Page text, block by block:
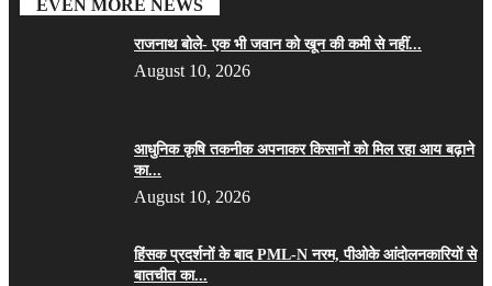
EVEN MORE NEWS
राजनाथ बोले- एक भी जवान को खून की कमी से नहीं...
August 10, 2026
आधुनिक कृषि तकनीक अपनाकर किसानों को मिल रहा आय बढ़ाने
का...
August 10, 2026
हिंसक प्रदर्शनों के बाद PML-N नरम, पीओके आंदोलनकारियों से
बातचीत का...